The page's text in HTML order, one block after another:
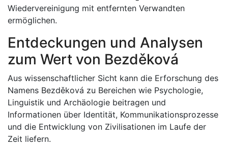
Wiedervereinigung mit entfernten Verwandten
ermöglichen.
Entdeckungen und Analysen
zum Wert von Bezděková
Aus wissenschaftlicher Sicht kann die Erforschung des
Namens Bezděková zu Bereichen wie Psychologie,
Linguistik und Archäologie beitragen und
Informationen über Identität, Kommunikationsprozesse
und die Entwicklung von Zivilisationen im Laufe der
Zeit liefern.